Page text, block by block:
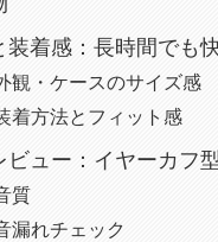
装着感：長時間でも
観・ケースのサイズ感
着方法とフィット感
ビュー：イヤーカフ
質
漏れチェック